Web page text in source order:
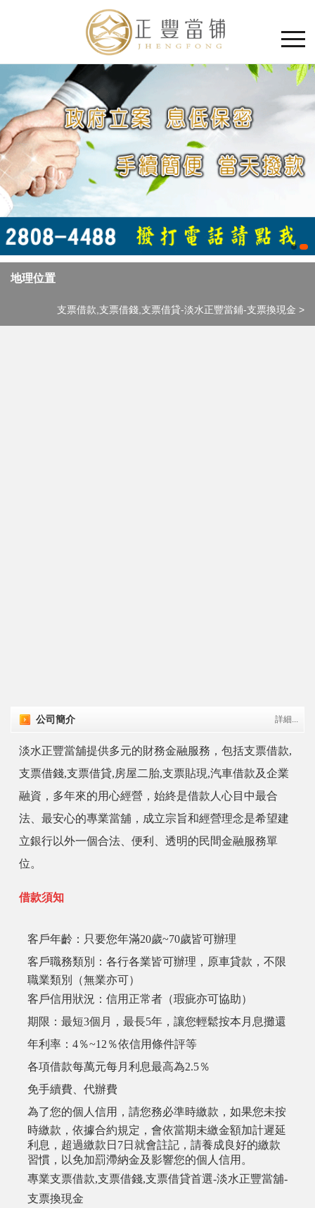
地理位置
支票借款,支票借錢,支票借貸-淡水正豐當鋪-支票換現金 >
公司簡介 詳細...
淡水正豐當舖提供多元的財務金融服務，包括支票借款,
支票借錢,支票借貸,房屋二胎,支票貼現,汽車借款及企業
融資，多年來的用心經營，始終是借款人心目中最合
法、最安心的專業當舖，成立宗旨和經營理念是希望建
立銀行以外一個合法、便利、透明的民間金融服務單
位。
借款須知
客戶年齡：只要您年滿20歲~70歲皆可辦理
客戶職務類別：各行各業皆可辦理，原車貸款，不限
職業類別（無業亦可）
客戶信用狀況：信用正常者（瑕疵亦可協助）
期限：最短3個月，最長5年，讓您輕鬆按本月息攤還
年利率：4％~12％依信用條件評等
各項借款每萬元每月利息最高為2.5％
免手續費、代辦費
為了您的個人信用，請您務必準時繳款，如果您未按
時繳款，依據合約規定，會依當期未繳金額加計遲延
利息，超過繳款日7日就會註記，請養成良好的繳款
習慣，以免加罰滯納金及影響您的個人信用。
專業支票借款,支票借錢,支票借貸首選-淡水正豐當舖-
支票換現金